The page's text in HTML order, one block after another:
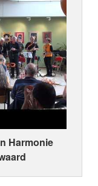
Harmonie